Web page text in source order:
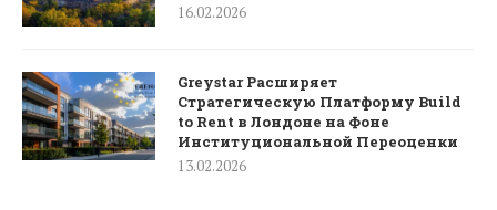
16.02.2026
Greystar Расширяет
Стратегическую Платформу Build
to Rent в Лондоне на Фоне
Институциональной Переоценки
13.02.2026